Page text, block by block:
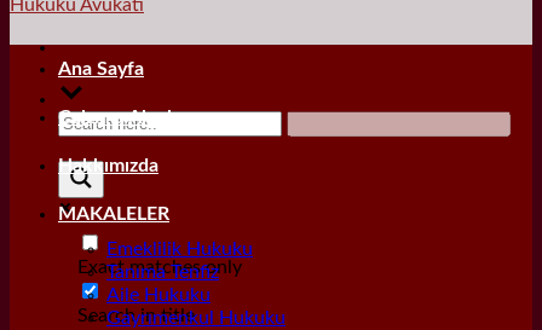
Exact matches only
Search in title
Ana Sayfa
Çalışma Alanları
Hakkımızda
MAKALELER
Emeklilik Hukuku
Tanıma Tenfiz
Aile Hukuku
Gayrımenkul Hukuku